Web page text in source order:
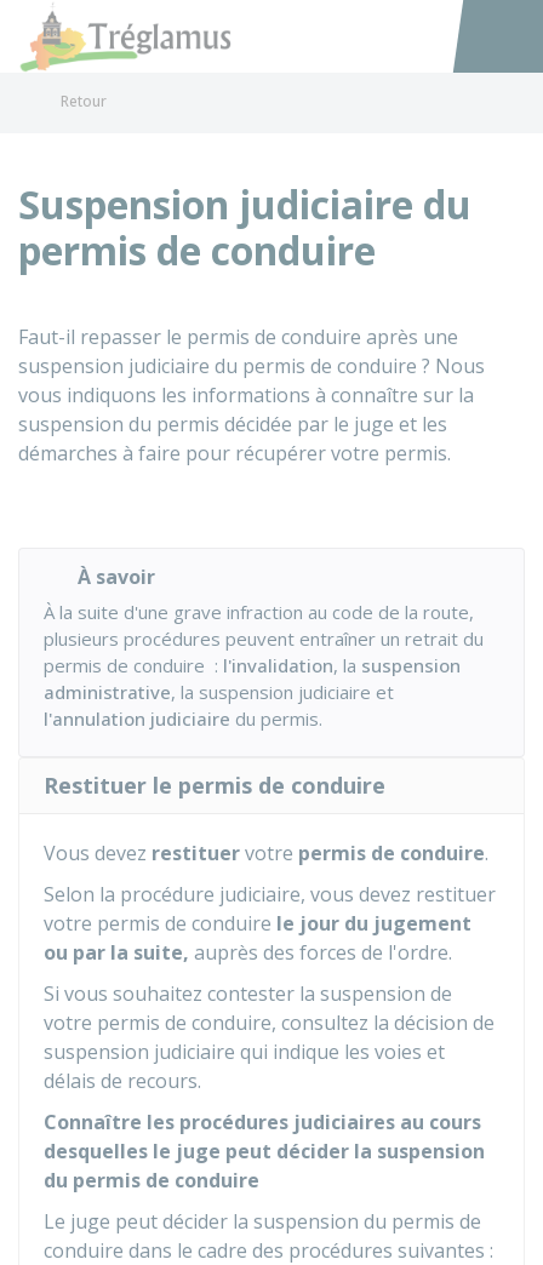
Accéder
Retour
Suspension judiciaire du
permis de conduire
Faut-il repasser le permis de conduire après une
suspension judiciaire du permis de conduire ? Nous
vous indiquons les informations à connaître sur la
suspension du permis décidée par le juge et les
démarches à faire pour récupérer votre permis.
À savoir
À la suite d'une grave infraction au code de la route,
plusieurs procédures peuvent entraîner un retrait du
permis de conduire : l'invalidation, la suspension
administrative, la suspension judiciaire et
l'annulation judiciaire du permis.
Restituer le permis de conduire
Vous devez restituervotre permis de conduire.
Selon la procédure judiciaire, vous devez restituer
votre permis de conduire le jour du jugement
ou par la suite, auprès des forces de l'ordre.
Si vous souhaitez contester la suspension de
votre permis de conduire, consultez la décision de
suspension judiciaire qui indique les voies et
délais de recours.
Connaître les procédures judiciaires au cours
desquelles le juge peut décider la suspension
du permis de conduire
Le juge peut décider la suspension du permis de
conduire dans le cadre des procédures suivantes :